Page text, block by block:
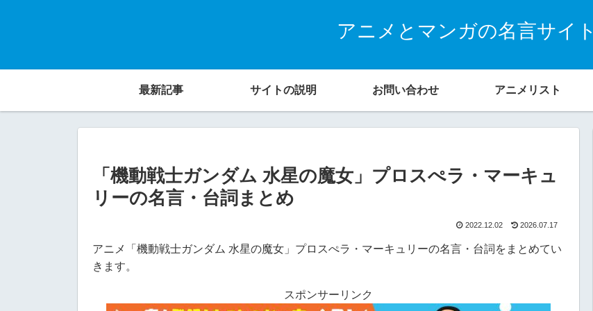
アニメとマンガの名言サイト
最新記事 サイトの説明 お問い合わせ アニメリスト
「機動戦士ガンダム 水星の魔女」プロスぺラ・マーキュ
リーの名言・台詞まとめ
2022.12.02 2026.07.17
アニメ「機動戦士ガンダム 水星の魔女」プロスぺラ・マーキュリーの名言・台詞をまとめてい
きます。
スポンサーリンク